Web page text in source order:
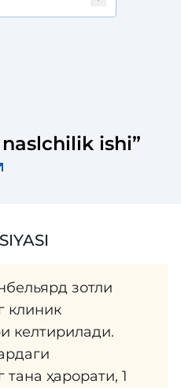
va naslchilik ishi”
зотли
клиник
келтирилади.
ҳарорати, 1